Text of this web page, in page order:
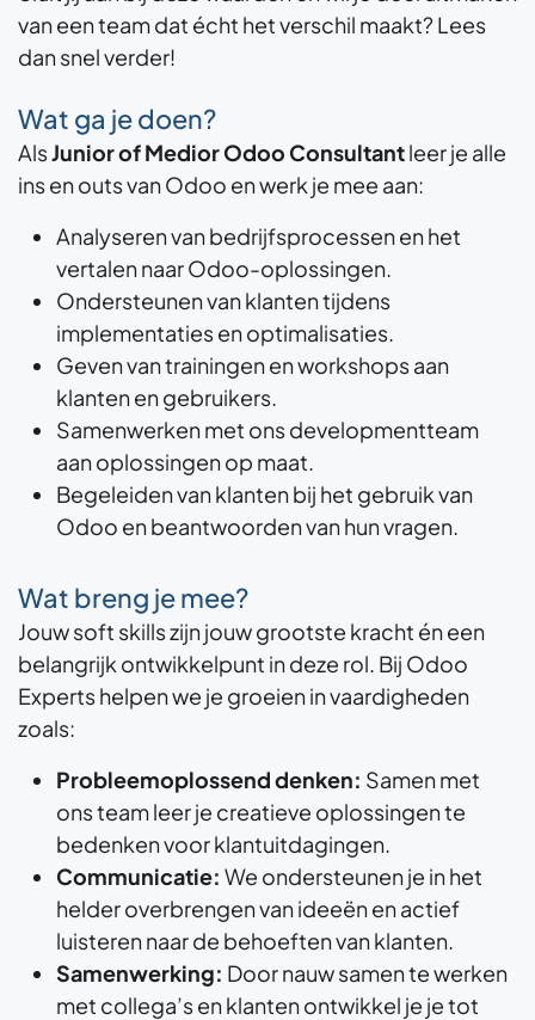
van een team dat écht het verschil maakt? Lees
dan snel verder!
Wat ga je doen?
AlsJunior of Medior Odoo Consultantleer je alle
ins en outs van Odoo en werk je mee aan:
Analyseren van bedrijfsprocessen en het
vertalen naar Odoo-oplossingen.
Ondersteunen van klanten tijdens
implementaties en optimalisaties.
Geven van trainingen en workshops aan
klanten en gebruikers.
Samenwerken met ons developmentteam
aan oplossingen op maat.
Begeleiden van klanten bij het gebruik van
Odoo en beantwoorden van hun vragen.
Wat breng je mee?
Jouw soft skills zijn jouw grootste kracht én een
belangrijk ontwikkelpunt in deze rol. Bij Odoo
Experts helpen we je groeien in vaardigheden
zoals:
Probleemoplossend denken: Samen met
ons team leer je creatieve oplossingen te
bedenken voor klantuitdagingen.
Communicatie: We ondersteunen je in het
helder overbrengen van ideeën en actief
luisteren naar de behoeften van klanten.
Samenwerking: Door nauw samen te werken
met collega’s en klanten ontwikkel je je tot